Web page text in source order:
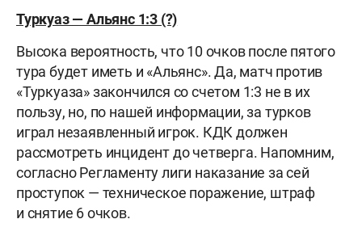
Туркуаз — Альянс 1:3 (?)
Высока вероятность, что 10 очков после пятого
тура будет иметь и «Альянс». Да, матч против
«Туркуаза» закончился со счетом 1:3 не в их
пользу, но, по нашей информации, за турков
играл незаявленный игрок. КДК должен
рассмотреть инцидент до четверга. Напомним,
согласно Регламенту лиги наказание за сей
проступок — техническое поражение, штраф
и снятие 6 очков.